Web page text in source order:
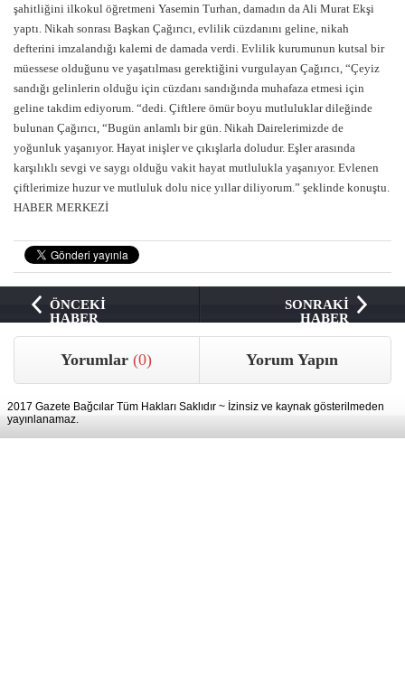
şahitliğini ilkokul öğretmeni Yasemin Turhan, damadın da Ali Murat Ekşi
yaptı. Nikah sonrası Başkan Çağırıcı, evlilik cüzdanını geline, nikah
defterini imzalandığı kalemi de damada verdi. Evlilik kurumunun kutsal bir
müessese olduğunu ve yaşatılması gerektiğini vurgulayan Çağırıcı, “Çeyiz
sandığı gelinlerin olduğu için cüzdanı sandığında muhafaza etmesi için
geline takdim ediyorum. “dedi. Çiftlere ömür boyu mutluluklar dileğinde
bulunan Çağırıcı, “Bugün anlamlı bir gün. Nikah Dairelerimizde de
yoğunluk yaşanıyor. Hayat inişler ve çıkışlarla doludur. Eşler arasında
karşılıklı sevgi ve saygı olduğu vakit hayat mutlulukla yaşanıyor. Evlenen
çiftlerimize huzur ve mutluluk dolu nice yıllar diliyorum.” şeklinde konuştu.
HABER MERKEZİ
ÖNCEKİ
HABER
SONRAKİ
HABER
Yorumlar(0) Yorum Yapın
2017 Gazete Bağcılar Tüm Hakları Saklıdır ~ İzinsiz ve kaynak gösterilmeden
yayınlanamaz.